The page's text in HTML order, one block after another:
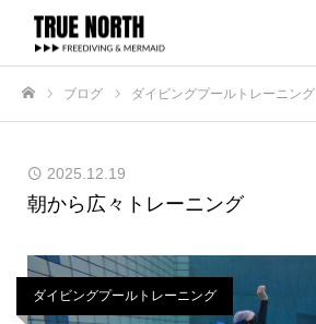
ブログ ダイビングプールトレーニング
2025.12.19
朝から広々トレーニング
ダイビングプールトレーニング